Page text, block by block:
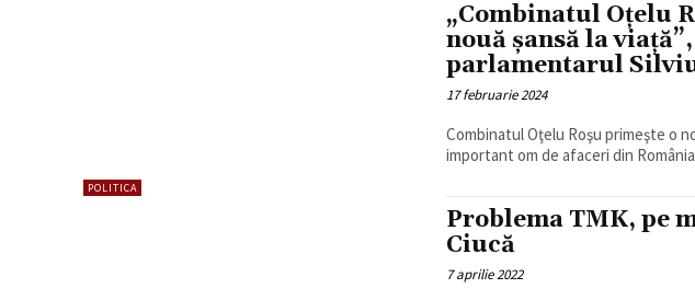
POLITICA
„Combinatul Oţelu
nouă șansă la
parlamentarul
17 februarie 2024
Combinatul Oţelu Roşu primeşte o
important om de afaceri din
Problema TMK, pe
Ciucă
7 aprilie 2022